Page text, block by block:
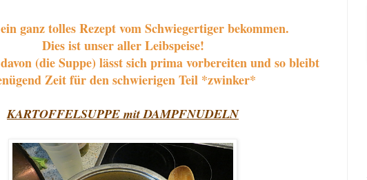
ganz tolles Rezept vom Schwiegertiger bekommen.
Dies ist unser aller Leibspeise!
(die Suppe) lässt sich prima vorbereiten und so bleibt
Zeit für den schwierigen Teil *zwinker*
KARTOFFELSUPPE mit DAMPFNUDELN